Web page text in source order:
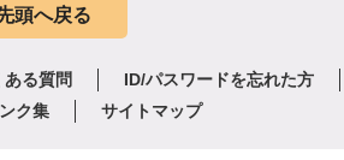
頭へ戻る
ある質問 ID/パスワードを忘れた方
ク集 サイトマップ